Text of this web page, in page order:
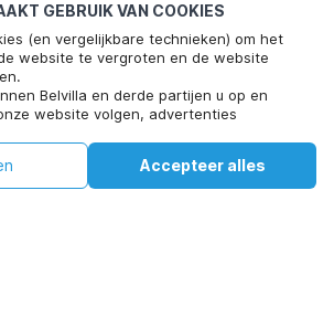
GEBRUIK VAN COOKIES
(en vergelijkbare technieken) om het
website te vergroten en de website
Belvilla en derde partijen u op en
website volgen, advertenties
te klikken gaat u hiermee akkoord. Meer
cookiebeleid.
Accepteer alles
melden voor aanbiedingsmails van Belvilla. Je
op elk moment weer afmelden
Beschikbaarheid controleren